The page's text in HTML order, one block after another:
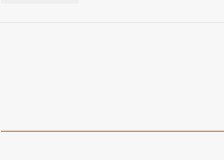
zapachu, uzupełnij swój rytuał